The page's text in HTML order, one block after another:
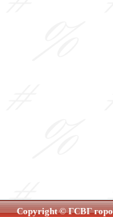
Copyright © ГСВГ